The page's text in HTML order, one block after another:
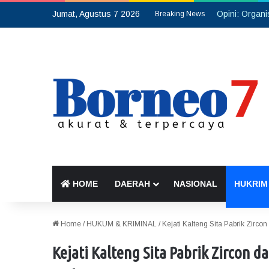
Jumat, Agustus 7 2026 Breaking News
HOME DAERAH NASIONAL HUKRIM
Home / HUKUM & KRIMINAL / Kejati Kalteng Sita Pabrik
Kejati Kalteng Sita Pabrik Zircon